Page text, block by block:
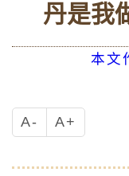
丹是我
本文
A- A+